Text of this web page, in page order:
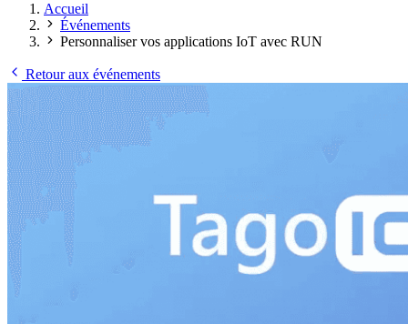
Accueil
Événements
Personnaliser vos applications IoT avec RUN
Retour aux événements